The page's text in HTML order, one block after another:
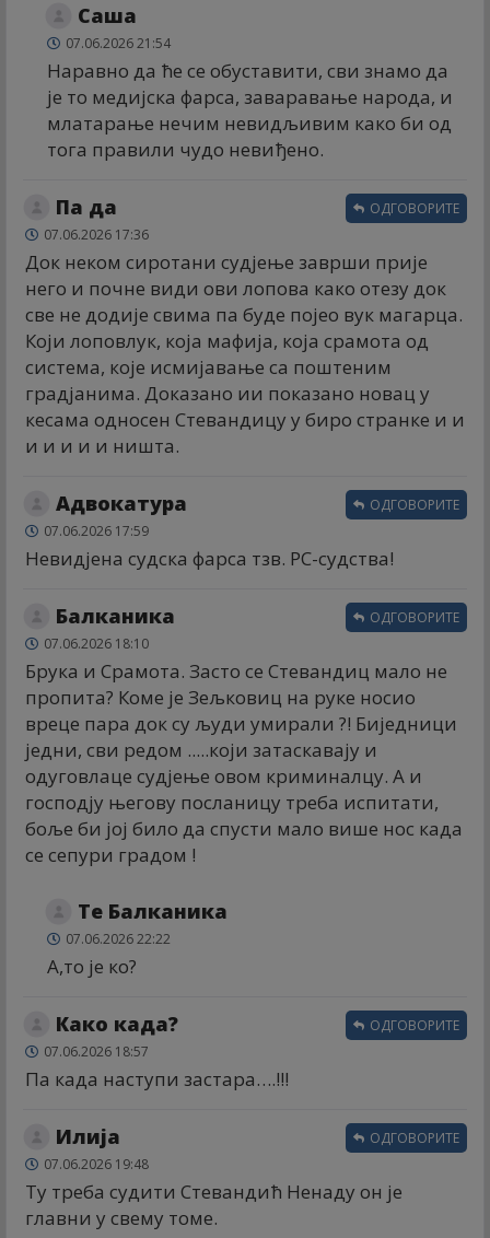
Саша
07.06.2026 21:54
Наравно да ће се обуставити, сви знамо да
је то медијска фарса, заваравање народа, и
млатарање нечим невидљивим како би од
тога правили чудо невиђено.
Па да
07.06.2026 17:36
Док неком сиротани судјење заврши прије
него и почне види ови лопова како отезу док
све не додије свима па буде појео вук магарца.
Који лоповлук, која мафија, која срамота од
система, које исмијавање са поштеним
градјанима. Доказано ии показано новац у
кесама односен Стевандицу у биро странке и и
и и и и и ништа.
ОДГОВОРИТЕ
Адвокатура
07.06.2026 17:59
Невидјена судска фарса тзв. РС-судства!
ОДГОВОРИТЕ
Балканика
07.06.2026 18:10
Брука и Срамота. Засто се Стевандиц мало не
пропита? Коме је Зељковиц на руке носио
вреце пара док су људи умирали ?! Биједници
једни, сви редом .....који затаскавају и
одуговлаце судјење овом криминалцу. А и
господју његову посланицу треба испитати,
боље би јој било да спусти мало више нос када
се сепури градом !
ОДГОВОРИТЕ
Те Балканика
07.06.2026 22:22
А,то је ко?
Како када?
07.06.2026 18:57
Па када наступи застара….!!!
ОДГОВОРИТЕ
Илија
07.06.2026 19:48
Ту треба судити Стевандић Ненаду он је
главни у свему томе.
ОДГОВОРИТЕ